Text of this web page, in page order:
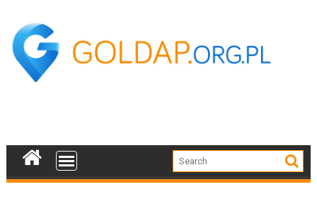
content